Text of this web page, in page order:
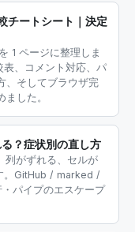
チートシート｜決定
1 ページに整理しま
表、コメント対応、パ
、そしてブラウザ完
した。
？症状別の直し方
列がずれる、セルが
。GitHub / marked /
パイプのエスケープ